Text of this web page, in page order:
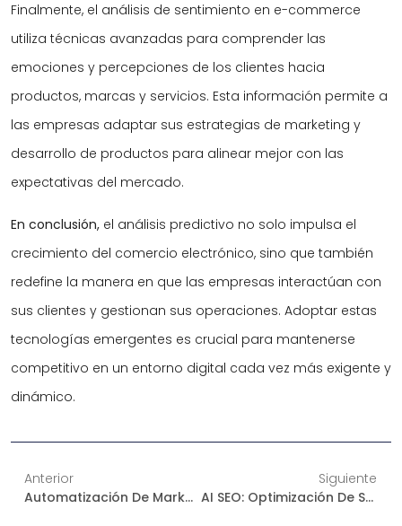
Finalmente, el análisis de sentimiento en e-commerce
utiliza técnicas avanzadas para comprender las
emociones y percepciones de los clientes hacia
productos, marcas y servicios. Esta información permite a
las empresas adaptar sus estrategias de marketing y
desarrollo de productos para alinear mejor con las
expectativas del mercado.
En conclusión, el análisis predictivo no solo impulsa el
crecimiento del comercio electrónico, sino que también
redefine la manera en que las empresas interactúan con
sus clientes y gestionan sus operaciones. Adoptar estas
tecnologías emergentes es crucial para mantenerse
competitivo en un entorno digital cada vez más exigente y
dinámico.
Anterior
Automatización De Marketing: Impulse Su Negocio De Comercio Electrónico Con IA
Siguiente
AI SEO: Optimización De Su Sitio De Comercio Electrónico Para Una Máxima Visibilidad